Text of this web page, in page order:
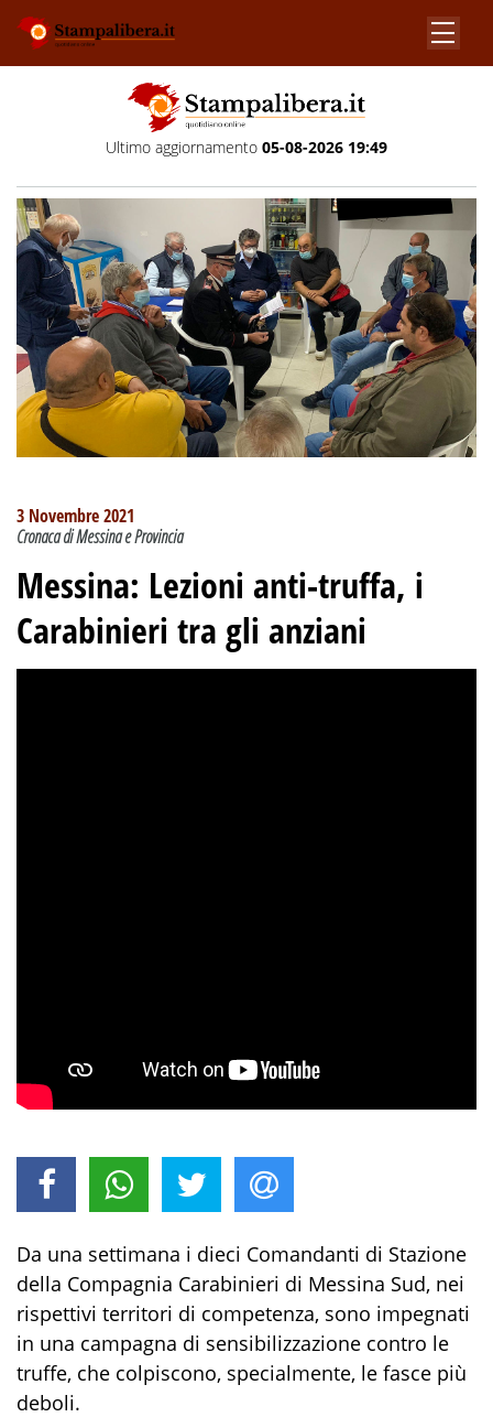
Ultimo aggiornamento 05-08-2026 19:49
3 Novembre 2021
Cronaca di Messina e Provincia
Messina: Lezioni anti-truffa, i
Carabinieri tra gli anziani
Da una settimana i dieci Comandanti di Stazione
della Compagnia Carabinieri di Messina Sud, nei
rispettivi territori di competenza, sono impegnati
in una campagna di sensibilizzazione contro le
truffe, che colpiscono, specialmente, le fasce più
deboli.